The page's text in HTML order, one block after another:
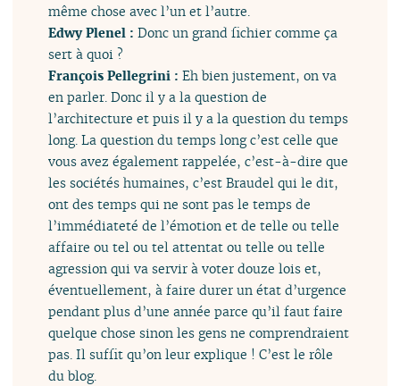
même chose avec l’un et l’autre.
Edwy Plenel :Donc un grand fichier comme ça
sert à quoi ?
François Pellegrini :Eh bien justement, on va
en parler. Donc il y a la question de
l’architecture et puis il y a la question du temps
long. La question du temps long c’est celle que
vous avez également rappelée, c’est-à-dire que
les sociétés humaines, c’est Braudel qui le dit,
ont des temps qui ne sont pas le temps de
l’immédiateté de l’émotion et de telle ou telle
affaire ou tel ou tel attentat ou telle ou telle
agression qui va servir à voter douze lois et,
éventuellement, à faire durer un état d’urgence
pendant plus d’une année parce qu’il faut faire
quelque chose sinon les gens ne comprendraient
pas. Il suffit qu’on leur explique ! C’est le rôle
du blog.